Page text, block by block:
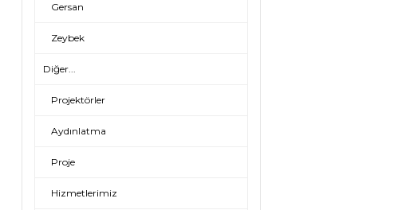
Gersan
Zeybek
Diğer...
Projektörler
Aydınlatma
Proje
Hizmetlerimiz